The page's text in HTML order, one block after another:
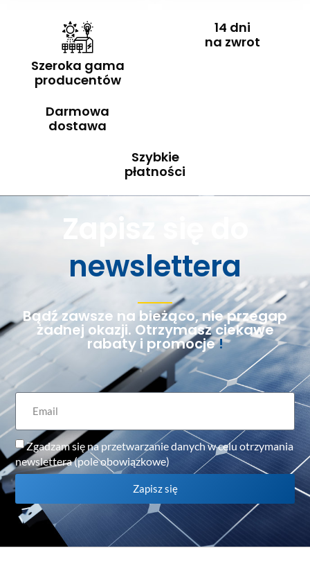
Szeroka gama
producentów
14 dni
na zwrot
Darmowa
dostawa
Szybkie
płatności
Zapisz się do
newslettera
Bądź zawsze na bieżąco, nie przegap
żadnej okazji. Otrzymasz ciekawe
rabaty i promocje!
Zgadzam się na przetwarzanie danych w celu otrzymania
newslettera (pole obowiązkowe)
Zapisz się